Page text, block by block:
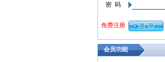
会员功能